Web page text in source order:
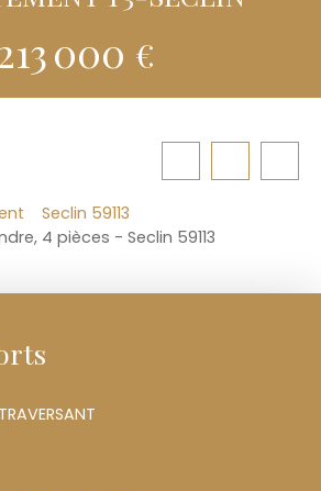
000 €
Seclin 59113
4 pièces - Seclin 59113